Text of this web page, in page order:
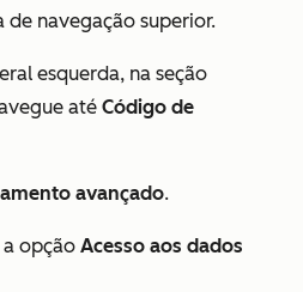
de navegação superior.
esquerda, na seção
até Código de
avançado.
opção Acesso aos dados